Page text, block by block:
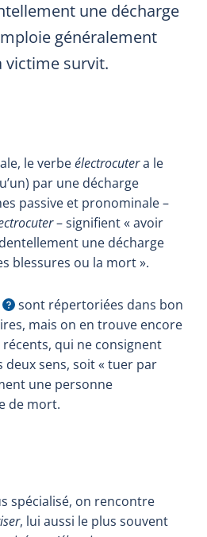
une décharge
généralement
victime survit.
le verbeélectrocutera le
par une décharge
passive et pronominale –
– signifient « avoir
une décharge
blessures ou la mort ».
sont répertoriées dans bon
mais on en trouve encore
qui ne consignent
deux sens, soit « tuer par
une personne
de mort.
spécialisé, on rencontre
, lui aussi le plus souvent